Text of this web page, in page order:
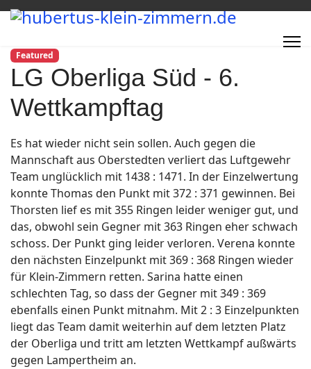
Featured
LG Oberliga Süd - 6.
Wettkampftag
Es hat wieder nicht sein sollen. Auch gegen die
Mannschaft aus Oberstedten verliert das Luftgewehr
Team unglücklich mit 1438 : 1471. In der Einzelwertung
konnte Thomas den Punkt mit 372 : 371 gewinnen. Bei
Thorsten lief es mit 355 Ringen leider weniger gut, und
das, obwohl sein Gegner mit 363 Ringen eher schwach
schoss. Der Punkt ging leider verloren. Verena konnte
den nächsten Einzelpunkt mit 369 : 368 Ringen wieder
für Klein-Zimmern retten. Sarina hatte einen
schlechten Tag, so dass der Gegner mit 349 : 369
ebenfalls einen Punkt mitnahm. Mit 2 : 3 Einzelpunkten
liegt das Team damit weiterhin auf dem letzten Platz
der Oberliga und tritt am letzten Wettkampf außwärts
gegen Lampertheim an.